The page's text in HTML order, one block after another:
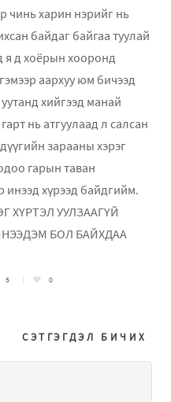
чинь харин нэрийг нь
байдаг байгаа туулай
я д хоёрын хооронд
аархуу юм бичээд
хийгээд манай
нь атгуулаад л салсан
зарааны хэрэг
гарын таван
инээд хүрээд байдгийм.
УУЛЗААГҮЙ
БОЛ БАЙХДАА
5 0
СЭТГЭГДЭЛ БИЧИХ